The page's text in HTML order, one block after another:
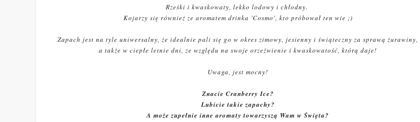
Rześki i kwaskowaty, lekko lodowy i chłodny.
Kojarzy się również ze aromatem drinka 'Cosmo', kto próbował ten wie ;)
Zapach jest na tyle uniwersalny, że idealnie pali się go w okres zimowy, jesienny i świąteczny za sprawą żurawiny,
a także w ciepłe letnie dni, ze względu na swoje orzeźwienie i kwaskowatość, którą daje!
Uwaga, jest mocny!
Znacie Cranberry Ice?
Lubicie takie zapachy?
A może zupełnie inne aromaty towarzyszą Wam w Święta?